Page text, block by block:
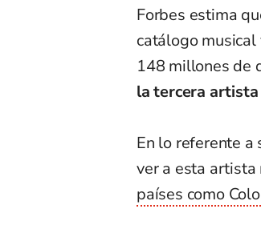
Forbes estima
catálogo
148 millones de
la tercera
En lo referente a
ver a esta artista
países como